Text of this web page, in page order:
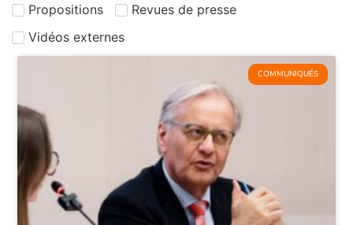
Propositions
Revues de presse
Vidéos externes
COMMUNIQUÉS